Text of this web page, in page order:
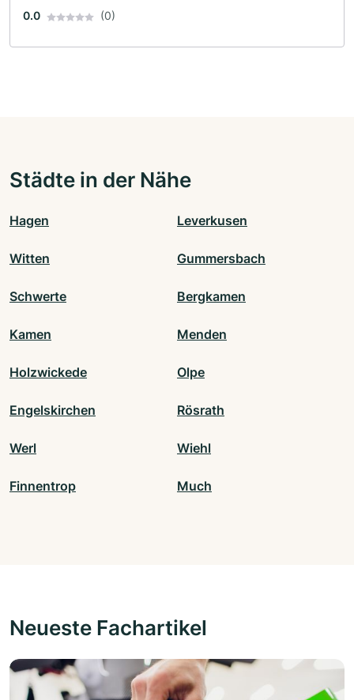
0.0 (0)
Städte in der Nähe
Hagen Leverkusen
Witten Gummersbach
Schwerte Bergkamen
Kamen Menden
Holzwickede Olpe
Engelskirchen Rösrath
Werl Wiehl
Finnentrop Much
Neueste Fachartikel